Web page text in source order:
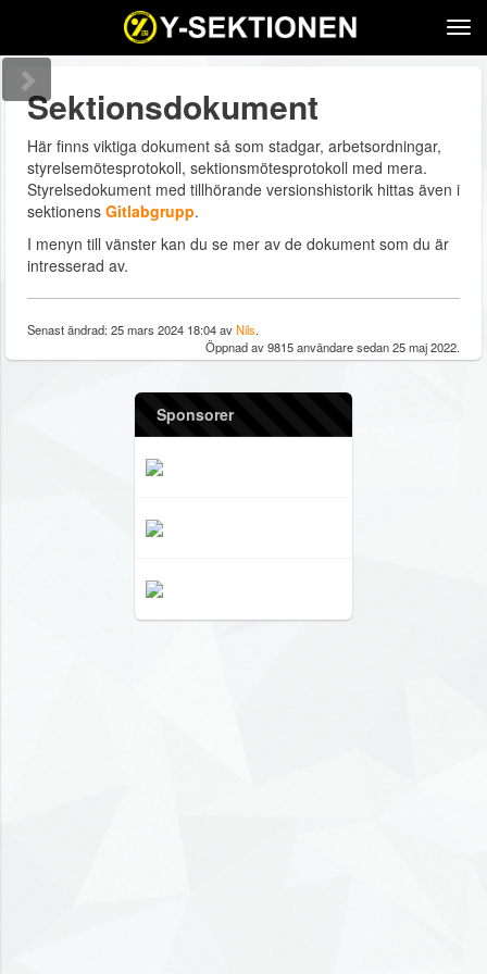
Sektionsdokument
Här finns viktiga dokument så som stadgar, arbetsordningar,
styrelsemötesprotokoll, sektionsmötesprotokoll med mera.
Styrelsedokument med tillhörande versionshistorik hittas även i
sektionens Gitlabgrupp.
I menyn till vänster kan du se mer av de dokument som du är
intresserad av.
Senast ändrad: 25 mars 2024 18:04 avNils.
Öppnad av 9815 användare sedan 25 maj 2022.
Sponsorer